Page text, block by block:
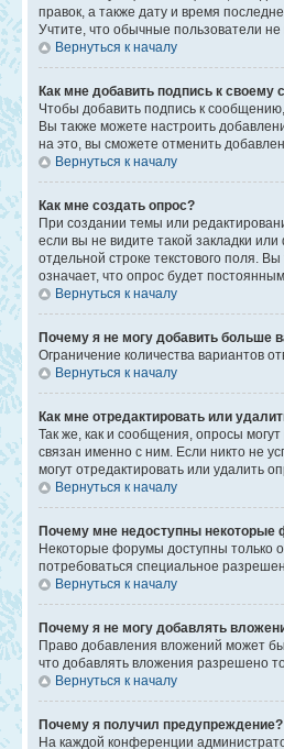
правок, а также дату и время
Учтите, что обычные пользователи не
Вернуться к началу
Как мне добавить подпись к своему
Чтобы добавить подпись к
Вы также можете настроить
на это, вы сможете отменить
Вернуться к началу
Как мне создать опрос?
При создании темы или
если вы не видите такой закладки
отдельной строке текстового поля.
означает, что опрос будет
Вернуться к началу
Почему я не могу добавить больше
Ограничение количества вариантов
Вернуться к началу
Как мне отредактировать или
Так же, как и сообщения, опросы
связан именно с ним. Если никто не
могут отредактировать или удалить
Вернуться к началу
Почему мне недоступны
Некоторые форумы доступны только
потребоваться специальное
Вернуться к началу
Почему я не могу добавлять
Право добавления вложений может
что добавлять вложения разрешено
Вернуться к началу
Почему я получил предупреждение?
На каждой конференции